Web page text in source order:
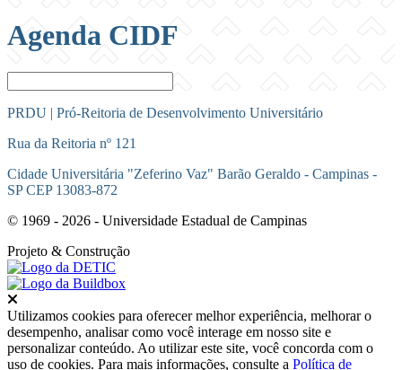
Agenda CIDF
PRDU | Pró-Reitoria de Desenvolvimento Universitário
Rua da Reitoria nº 121
Cidade Universitária "Zeferino Vaz" Barão Geraldo - Campinas -
SP CEP 13083-872
© 1969 - 2026 - Universidade Estadual de Campinas
Projeto & Construção
Utilizamos cookies para oferecer melhor experiência, melhorar o
desempenho, analisar como você interage em nosso site e
personalizar conteúdo. Ao utilizar este site, você concorda com o
uso de cookies. Para mais informações, consulte a Política de